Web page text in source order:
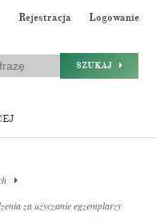
Rejestracja Logowanie
SZUKAJ
za użyczanie egzemplarzy